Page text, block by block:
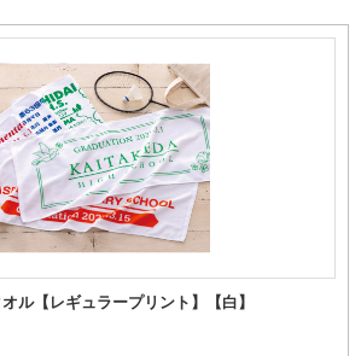
検索する
ル【レギュラープリント】【白】